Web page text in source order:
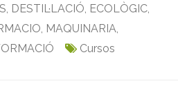
, DESTIL·LACIÓ, ECOLÒGIC,
, MAQUINARIA,
Cursos